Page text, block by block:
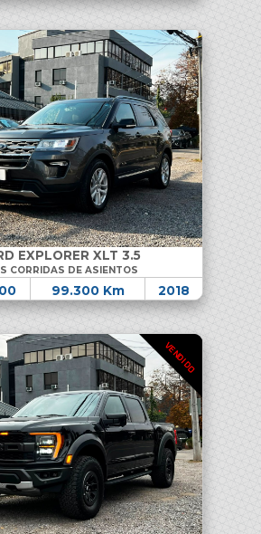
EXPLORER XLT 3.5
CORRIDAS DE ASIENTOS
99.300 Km 2018
VENDIDO